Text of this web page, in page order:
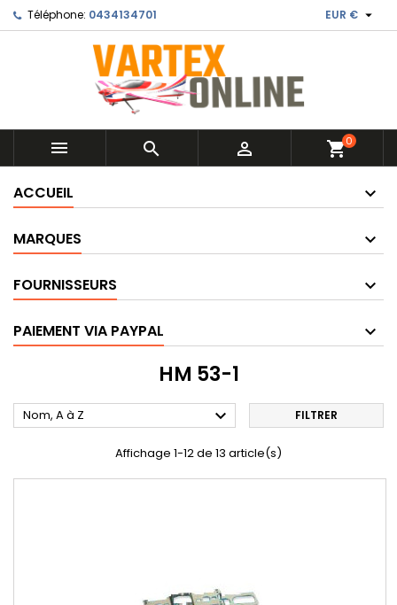
Téléphone: 0434134701 EUR € 
   shopping_cart0
ACCUEIL
MARQUES
FOURNISSEURS
PAIEMENT VIA PAYPAL
HM 53-1
Nom, A à Z  FILTRER
Affichage 1-12 de 13 article(s)